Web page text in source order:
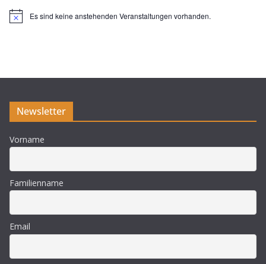
H
s
Es sind keine anstehenden Veranstaltungen vorhanden.
Newsletter
Vorname
Familienname
Email